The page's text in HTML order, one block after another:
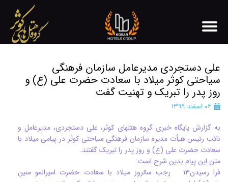
علی دستجردی مدیرعامل سازمان فرهنگی
سیاحتی کوثر میلاد با سعادت حضرت علی (ع) و
روز پدر را تبریک و تهنیت گفت
۰۶ اسفند ۱۳۹۹
به گزارش پایگاه خبری گروه هتلهای کوثر، علی دستجردی، مدیرعامل و
نائب رئیس هیأت مدیره سازمان فرهنگی سیاحتی کوثر در پیامی میلاد با
سعادت حضرت علی (ع) و روز پدر را تبریک گفتند.
متن این پیام بدین شرح است:
فرا رسیدن۱۳ رجب سالروز میلاد با سعادت حضرت امیرالمو منین